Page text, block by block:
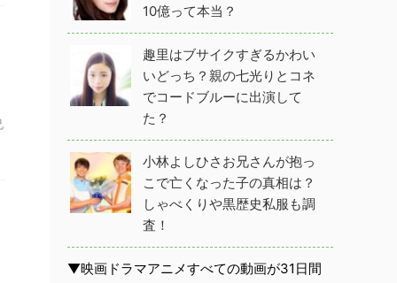
10億って本当？
趣里はブサイクすぎるかわい
いどっち？親の七光りとコネ
でコードブルーに出演して
た？
小林よしひさお兄さんが抱っ
こで亡くなった子の真相は？
しゃべくりや黒歴史私服も調
査！
▼映画ドラマアニメすべての動画が31日間